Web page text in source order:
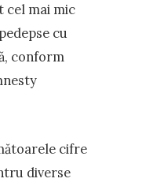
mai mic
cu
conform
cifre
diverse